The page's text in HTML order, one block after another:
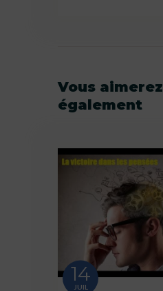
Vous aimerez
également
14
JUIL